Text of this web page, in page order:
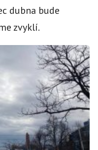
dubna bude
zvyklí.